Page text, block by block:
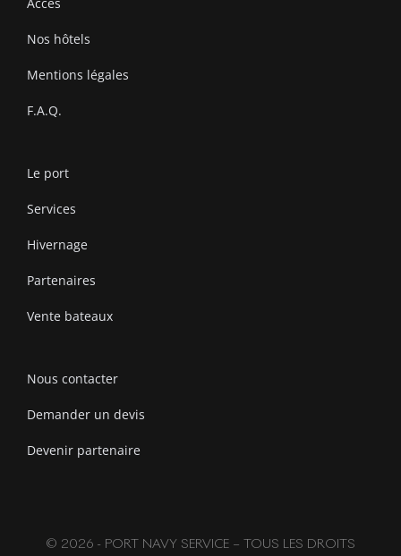
Nos hôtels
Mentions légales
F.A.Q.
Le port
Services
Hivernage
Partenaires
Vente bateaux
Nous contacter
Demander un devis
Devenir partenaire
© 2026 - PORT NAVY SERVICE – TOUS LES DROITS